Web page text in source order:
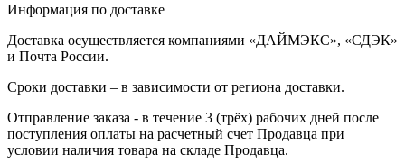
Информация по доставке
Доставка осуществляется компаниями «ДАЙМЭКС», «СДЭК»
и Почта России.
Сроки доставки – в зависимости от региона доставки.
Отправление заказа - в течение 3 (трёх) рабочих дней после
поступления оплаты на расчетный счет Продавца при
условии наличия товара на складе Продавца.